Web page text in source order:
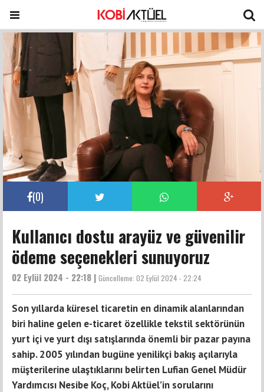
(0)
Kullanıcı dostu arayüz ve güvenilir
ödeme seçenekleri sunuyoruz
02 Eylül 2024 - 22:18 | Güncelleme: 02 Eylül 2024 - 22:24
Son yıllarda küresel ticaretin en dinamik alanlarından
biri haline gelen e-ticaret özellikle tekstil sektörünün
yurt içi ve yurt dışı satışlarında önemli bir pazar payına
sahip. 2005 yılından bugüne yenilikçi bakış açılarıyla
müşterilerine ulaştıklarını belirten Lufian Genel Müdür
Yardımcısı Nesibe Koç, Kobi Aktüel’in sorularını